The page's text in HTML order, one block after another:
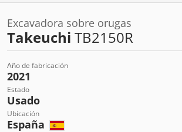
Excavadora sobre orugas
Takeuchi TB2150R
Año de fabricación
2021
Estado
Usado
Ubicación
España